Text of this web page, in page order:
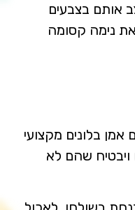
אותם בצבעים
נימה קסומה
בלונים מקצועי
שהם לא